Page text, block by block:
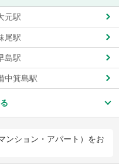
元駅
尾駅
島駅
中箕島駅
ンション・アパート）をお